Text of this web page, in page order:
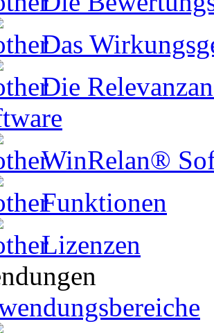
Das
Die
WinRelan®
Funktionen
Lizenzen